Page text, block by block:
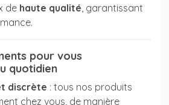
de haute qualité , garantissant
pour vous
quotidien
discrète : tous nos produits
chez vous, de manière